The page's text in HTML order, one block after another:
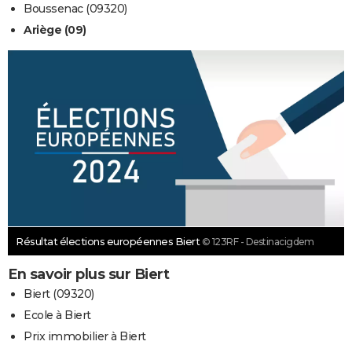
Boussenac (09320)
Ariège (09)
Résultat élections européennes Biert © 123RF - Destinacigdem
En savoir plus sur Biert
Biert (09320)
Ecole à Biert
Prix immobilier à Biert